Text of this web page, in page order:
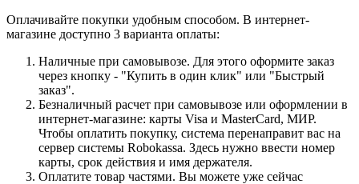
Оплачивайте покупки удобным способом. В интернет-
магазине доступно 3 варианта оплаты:
Наличные при самовывозе. Для этого оформите заказ
через кнопку - "Купить в один клик" или "Быстрый
заказ".
Безналичный расчет при самовывозе или оформлении в
интернет-магазине: карты Visa и MasterCard, МИР.
Чтобы оплатить покупку, система перенаправит вас на
сервер системы Robokassa. Здесь нужно ввести номер
карты, срок действия и имя держателя.
Оплатите товар частями. Вы можете уже сейчас